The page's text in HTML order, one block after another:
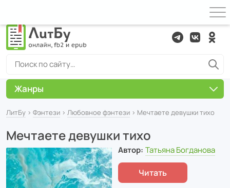
ЛитБу › Фэнтези › Любовное фэнтези › Мечтаете девушки тихо
Мечтаете девушки тихо
Автор: Татьяна Богданова
Читать
Жанры